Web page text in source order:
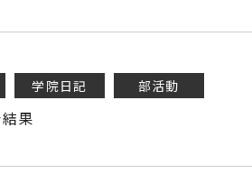
学院日記 部活動
果